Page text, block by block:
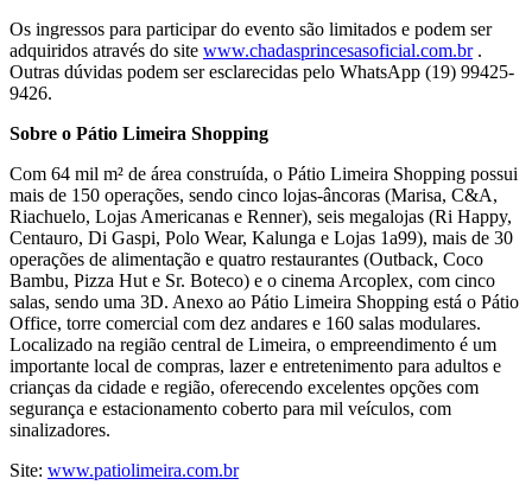
Os ingressos para participar do evento são limitados e podem ser
adquiridos através do site www.chadasprincesasoficial.com.br.
Outras dúvidas podem ser esclarecidas pelo WhatsApp (19) 99425-
9426.
Sobre o Pátio Limeira Shopping
Com 64 mil m² de área construída, o Pátio Limeira Shopping possui
mais de 150 operações, sendo cinco lojas-âncoras (Marisa, C&A,
Riachuelo, Lojas Americanas e Renner), seis megalojas (Ri Happy,
Centauro, Di Gaspi, Polo Wear, Kalunga e Lojas 1a99), mais de 30
operações de alimentação e quatro restaurantes (Outback, Coco
Bambu, Pizza Hut e Sr. Boteco) e o cinema Arcoplex, com cinco
salas, sendo uma 3D. Anexo ao Pátio Limeira Shopping está o Pátio
Office, torre comercial com dez andares e 160 salas modulares.
Localizado na região central de Limeira, o empreendimento é um
importante local de compras, lazer e entretenimento para adultos e
crianças da cidade e região, oferecendo excelentes opções com
segurança e estacionamento coberto para mil veículos, com
sinalizadores.
Site: www.patiolimeira.com.br